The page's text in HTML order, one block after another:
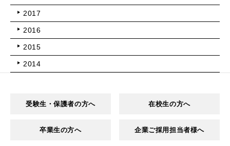
2017
2016
2015
2014
受験生・保護者の方へ 在校生の方へ
卒業生の方へ 企業ご採用担当者様へ